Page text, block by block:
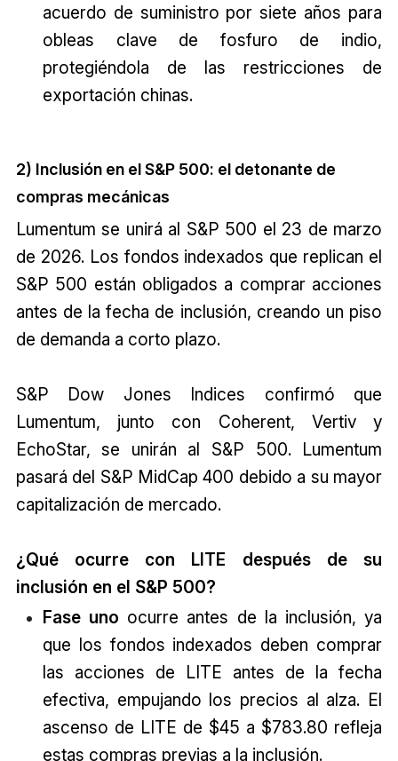
acuerdo de suministro por siete años para
obleas clave de fosfuro de indio,
protegiéndola de las restricciones de
exportación chinas.
2) Inclusión en el S&P 500: el detonante de
compras mecánicas
Lumentum se unirá al S&P 500 el 23 de marzo
de 2026. Los fondos indexados que replican el
S&P 500 están obligados a comprar acciones
antes de la fecha de inclusión, creando un piso
de demanda a corto plazo.
S&P Dow Jones Indices confirmó que
Lumentum, junto con Coherent, Vertiv y
EchoStar, se unirán al S&P 500. Lumentum
pasará del S&P MidCap 400 debido a su mayor
capitalización de mercado.
¿Qué ocurre con LITE después de su
inclusión en el S&P 500?
Fase uno ocurre antes de la inclusión, ya
que los fondos indexados deben comprar
las acciones de LITE antes de la fecha
efectiva, empujando los precios al alza. El
ascenso de LITE de $45 a $783.80 refleja
estas compras previas a la inclusión.